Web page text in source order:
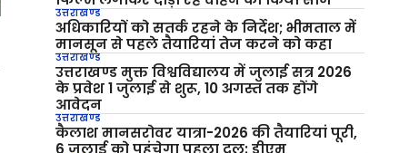
उत्तराखण्ड
अधिकारियों को सतर्क रहने के निर्देश; भीमताल में
मानसून से पहले तैयारियां तेज करने को कहा
उत्तराखण्ड
उत्तराखण्ड मुक्त विश्वविद्यालय में जुलाई सत्र 2026
के प्रवेश 1 जुलाई से शुरू, 10 अगस्त तक होंगे
आवेदन
उत्तराखण्ड
कैलाश मानसरोवर यात्रा-2026 की तैयारियां पूरी,
6 जुलाई को पहुंचेगा पहला दल: डीएम